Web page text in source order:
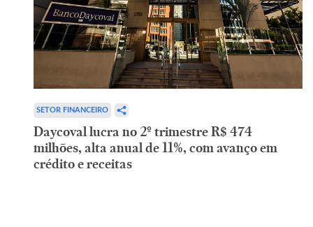
SETOR FINANCEIRO
Daycoval lucra no 2º trimestre R$ 474
milhões, alta anual de 11%, com avanço em
crédito e receitas